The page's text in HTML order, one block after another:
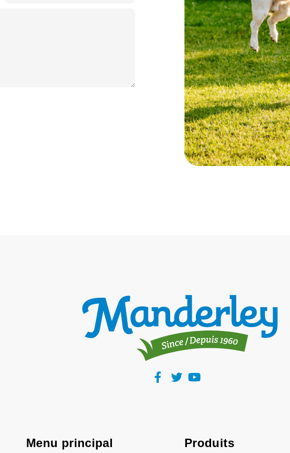
Menu principal Produits